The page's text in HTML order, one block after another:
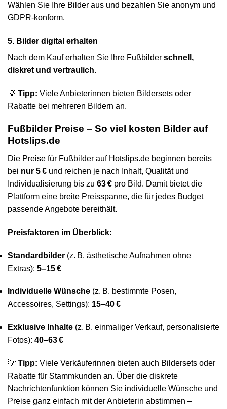
Wählen Sie Ihre Bilder aus und bezahlen Sie anonym und
GDPR-konform.
5. Bilder digital erhalten
Nach dem Kauf erhalten Sie Ihre Fußbilder schnell,
diskret und vertraulich.
💡 Tipp: Viele Anbieterinnen bieten Bildersets oder
Rabatte bei mehreren Bildern an.
Fußbilder Preise – So viel kosten Bilder auf
Hotslips.de
Die Preise für Fußbilder auf Hotslips.de beginnen bereits
bei nur 5 € und reichen je nach Inhalt, Qualität und
Individualisierung bis zu 63 € pro Bild. Damit bietet die
Plattform eine breite Preisspanne, die für jedes Budget
passende Angebote bereithält.
Preisfaktoren im Überblick:
Standardbilder (z. B. ästhetische Aufnahmen ohne
Extras): 5–15 €
Individuelle Wünsche (z. B. bestimmte Posen,
Accessoires, Settings): 15–40 €
Exklusive Inhalte (z. B. einmaliger Verkauf, personalisierte
Fotos): 40–63 €
💡 Tipp: Viele Verkäuferinnen bieten auch Bildersets oder
Rabatte für Stammkunden an. Über die diskrete
Nachrichtenfunktion können Sie individuelle Wünsche und
Preise ganz einfach mit der Anbieterin abstimmen –